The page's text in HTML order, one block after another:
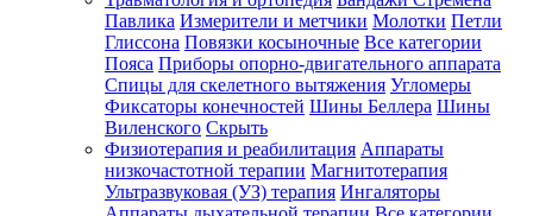
Павлика Измерители и метчики Молотки Петли
Глиссона Повязки косыночные Все категории
Пояса Приборы опорно-двигательного аппарата
Спицы для скелетного вытяжения Угломеры
Фиксаторы конечностей Шины Беллера Шины
Виленского Скрыть
Физиотерапия и реабилитация Аппараты
низкочастотной терапии Магнитотерапия
Ультразвуковая (УЗ) терапия Ингаляторы